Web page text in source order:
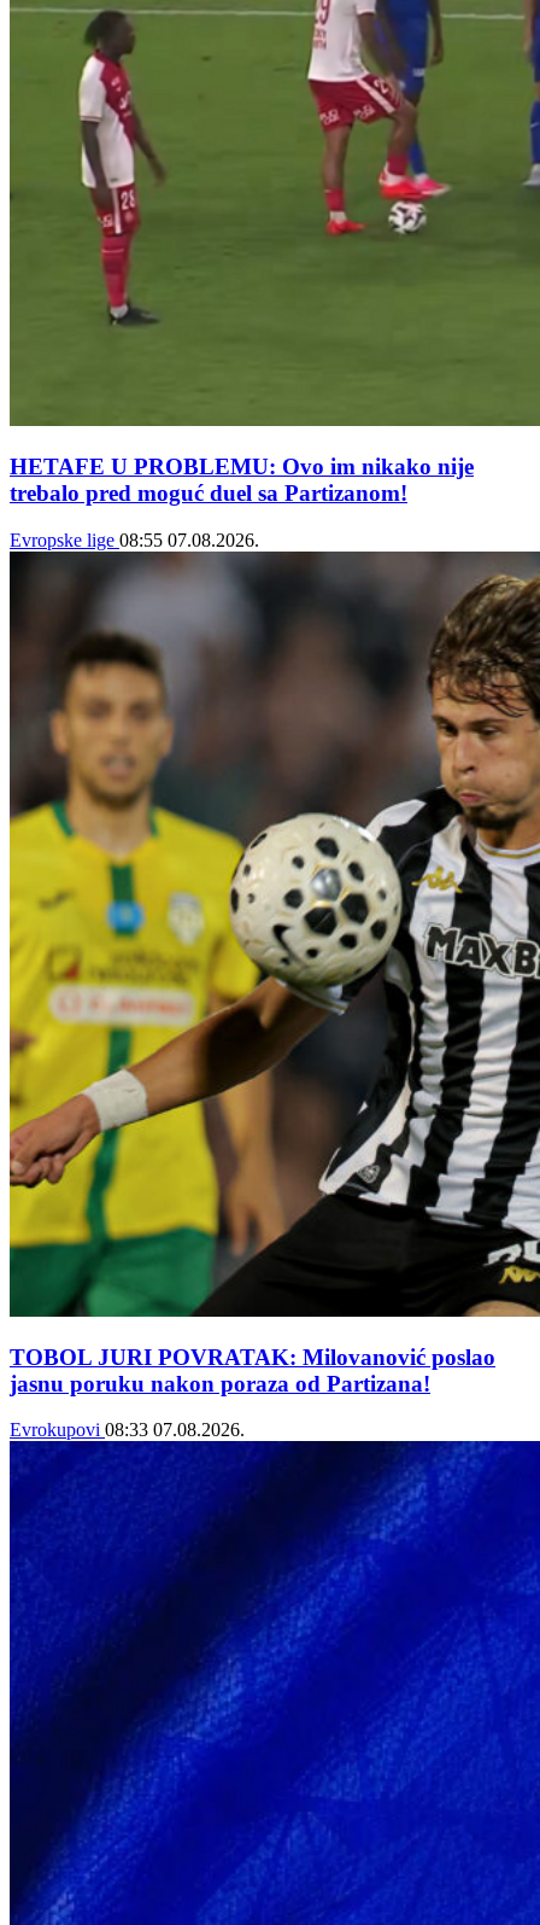
HETAFE U PROBLEMU: Ovo im nikako nije
trebalo pred moguć duel sa Partizanom!
Evropske lige 08:55 07.08.2026.
TOBOL JURI POVRATAK: Milovanović poslao
jasnu poruku nakon poraza od Partizana!
Evrokupovi 08:33 07.08.2026.